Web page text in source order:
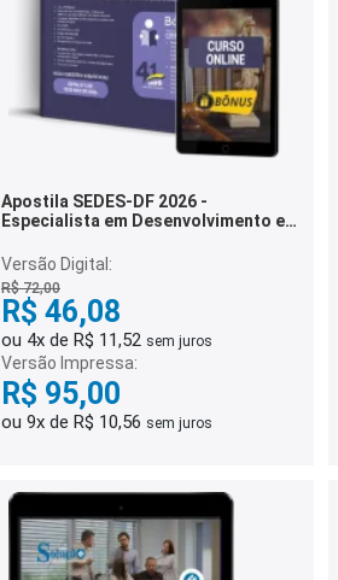
Apostila SEDES-DF 2026 -
Especialista em Desenvolvimento e
Legislação
Versão Digital:
R$ 72,00
R$ 46,08
ou 4x de R$ 11,52 sem juros
Versão Impressa:
R$ 95,00
ou 9x de R$ 10,56 sem juros